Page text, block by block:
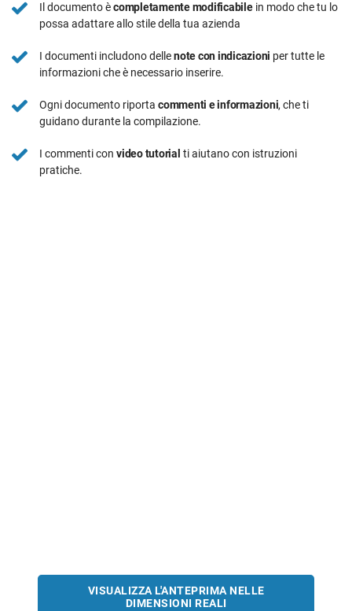
Il documento ècompletamente modificabilein modo che tu lo
possa adattare allo stile della tua azienda
I documenti includono dellenote con indicazioni per tutte le
informazioni che è necessario inserire.
Ogni documento riporta commenti e informazioni, che ti
guidano durante la compilazione.
I commenti con video tutorial ti aiutano con istruzioni
pratiche.
VISUALIZZA L'ANTEPRIMA NELLE
DIMENSIONI REALI